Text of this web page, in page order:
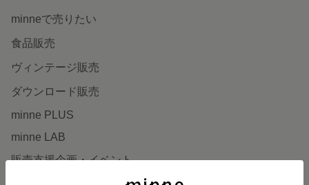
minneで売りたい
食品販売
ヴィンテージ販売
ダウンロード販売
minne PLUS
minne LAB
販売支援企画・イベント